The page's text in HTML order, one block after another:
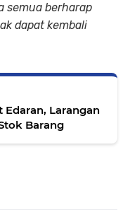
semua berharap
dapat kembali
Edaran, Larangan
Barang